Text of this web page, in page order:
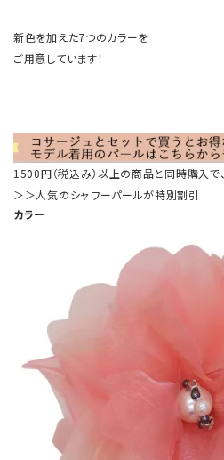
新色を加えた7つのカラーを
ご用意しています！
1500円（税込み）以上の商品と同時購入で、
＞＞人気のシャワーパールが特別割引
カラー